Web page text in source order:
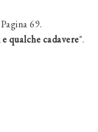
69.
qualche cadavere".